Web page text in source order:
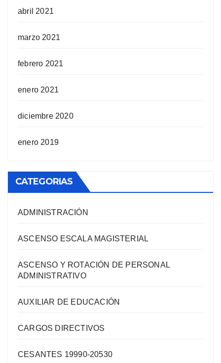
abril 2021
marzo 2021
febrero 2021
enero 2021
diciembre 2020
enero 2019
CATEGORIAS
ADMINISTRACIÓN
ASCENSO ESCALA MAGISTERIAL
ASCENSO Y ROTACIÓN DE PERSONAL
ADMINISTRATIVO
AUXILIAR DE EDUCACIÓN
CARGOS DIRECTIVOS
CESANTES 19990-20530